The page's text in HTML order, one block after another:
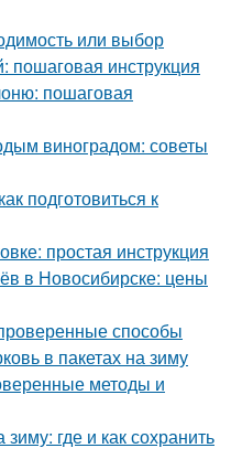
или выбор
пошаговая инструкция
пошаговая
виноградом: советы
подготовиться к
простая инструкция
в Новосибирске: цены
способы
в пакетах на зиму
методы и
где и как сохранить